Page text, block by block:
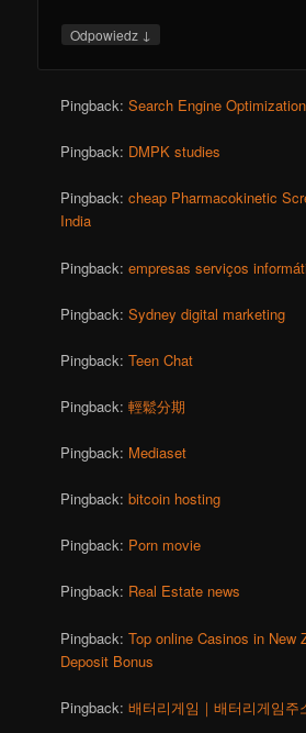
Odpowiedz ↓
Pingback:Search Engine Optimization
Pingback: DMPK studies
Pingback:cheap Pharmacokinetic
India
Pingback:empresas serviços
Pingback:Sydney digital marketing
Pingback:Teen Chat
Pingback:輕鬆分期
Pingback: Mediaset
Pingback:bitcoin hosting
Pingback: Porn movie
Pingback: Real Estate news
Pingback:Top online Casinos in New
Deposit Bonus
Pingback:배터리게임｜배터리게임주